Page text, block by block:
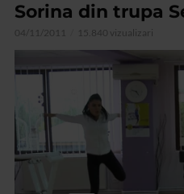
Sorina din trupa
04/11/2011 15.840 vizualizari